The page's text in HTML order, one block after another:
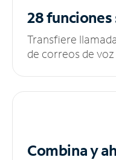
28 funciones
Transfiere
de correos de voz
Combina y